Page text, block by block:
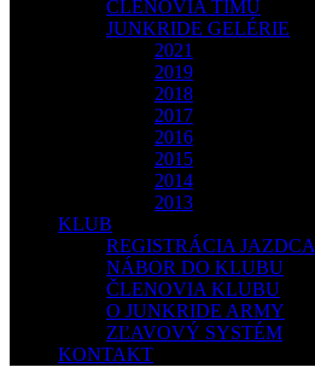
ČLENOVIA TÍMU
JUNKRIDE GELÉRIE
2021
2019
2018
2017
2016
2015
2014
2013
KLUB
REGISTRÁCIA JAZDCA
NÁBOR DO KLUBU
ČLENOVIA KLUBU
O JUNKRIDE ARMY
ZĽAVOVÝ SYSTÉM
KONTAKT